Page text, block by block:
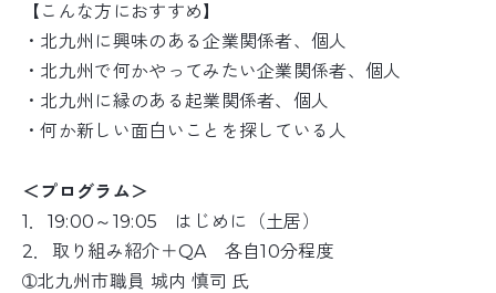
【こんな方におすすめ】
・北九州に興味のある企業関係者、個人
・北九州で何かやってみたい企業関係者、個人
・北九州に縁のある起業関係者、個人
・何か新しい面白いことを探している人
＜プログラム＞
1．19:00～19:05 はじめに（土居）
2．取り組み紹介＋QA 各自10分程度
➀北九州市職員 城内 慎司 氏